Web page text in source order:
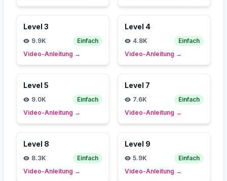
Level 3
9.9K
Einfach
Video-Anleitung →
Level 4
4.8K
Einfach
Video-Anleitung →
Level 5
9.0K
Einfach
Video-Anleitung →
Level 7
7.6K
Einfach
Video-Anleitung →
Level 8
8.3K
Einfach
Video-Anleitung →
Level 9
5.9K
Einfach
Video-Anleitung →